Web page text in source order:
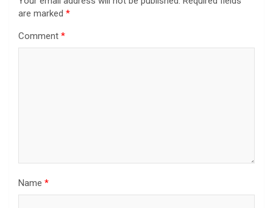
are marked *
Comment *
Name *